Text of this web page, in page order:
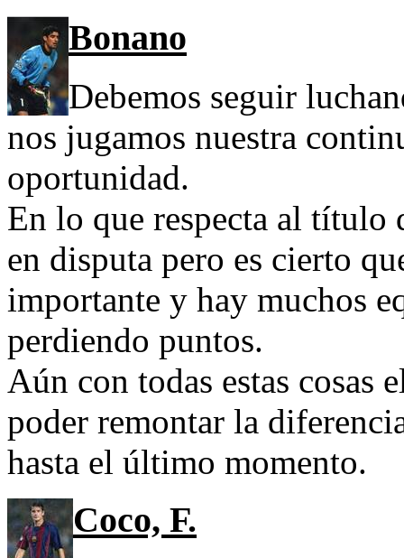
Bonano
Debemos seguir
nos jugamos nuestra
oportunidad.
En lo que respecta al título
en disputa pero es cierto
importante y hay muchos
perdiendo puntos.
Aún con todas estas cosas
poder remontar la
hasta el último momento.
Coco, F.